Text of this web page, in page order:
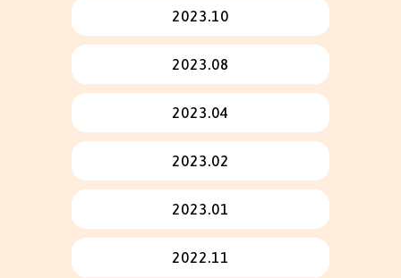
2023.10
2023.08
2023.04
2023.02
2023.01
2022.11